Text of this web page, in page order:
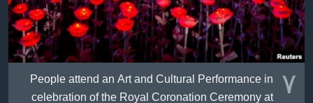
٧ People attend an Art and Cultural Performance in
celebration of the Royal Coronation Ceremony at